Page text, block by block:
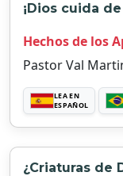
¡Dios cuida
Hechos de los
Pastor Val
LEA EN
ESPAÑOL
¿Criaturas de